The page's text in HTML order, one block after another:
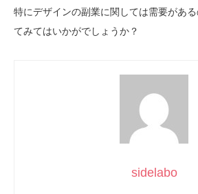
特にデザインの副業に関しては需要があ
てみてはいかがでしょうか？
sidelabo